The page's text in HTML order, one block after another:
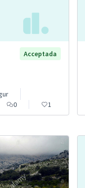
Acceptada
0 1